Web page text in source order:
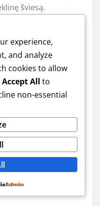
šviesą.
Jei gyvenate
(svetainė +
Jei namas
skirti signalų
experience,
and analyze
cookies to allow
Accept All to
non-essential